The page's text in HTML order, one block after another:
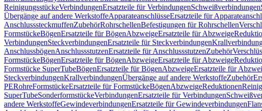
ReinigungsstückeVerbindungenErsatzteile für VerbindungenSchweißverbindungen
Übergänge auf andere WerkstoffeApparateanschlüsseErsatzteile für
AnschlusssteckmuffenZubehörRohrschellenBefestigungen für Rohrschellen
FormstückeBögenErsatzteile für BögenAbzweigeErsatzteile für Abzweige
VerbindungenSteckverbindungenErsatzteile für Steckverbindungen
AnschlussbögenAnschlussstutzenErsatzteile für AnschlussstutzenZubehör
FormstückeBögenErsatzteile für BögenAbzweigeErsatzteile für Abzweige
Formstücke SuperTubeBögenErsatzteile für BögenAbzweigeErsatzteile für
SteckverbindungenKrallverbindungenÜbergänge auf andere WerkstoffeZubehör
PERohreFormstückeErsatzteile für FormstückeBögenAbzweigeReduktionen
SuperTubeSonderformstückeVerbindungenErsatzteile für Verbindungen
andere WerkstoffeGewindeverbindungenErsatzteile für Gewindeverbindungen